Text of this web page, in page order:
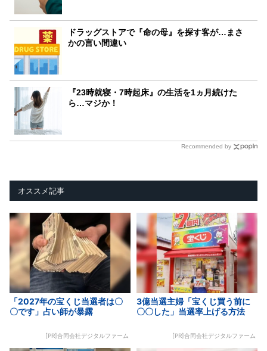
ドラッグストアで『命の母』を探す客が…まさ
かの言い間違い
『23時就寝・7時起床』の生活を1ヵ月続けた
ら…マジか！
Recommended by
オススメ記事
「2027年の宝くじ当選者は〇
〇です」占い師が暴露
[PR]合同会社デジタルファーム
3億当選主婦「宝くじ買う前に
〇〇した」当選率上げる方法
[PR]合同会社デジタルファーム